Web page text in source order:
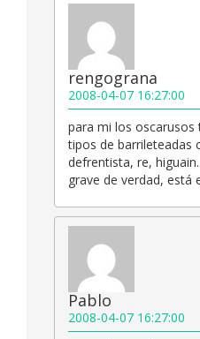
rengograna
2008-04-07 16:27:00
para mi los oscarusos
tipos de barrileteadas
defrentista, re,
grave de verdad, está
Pablo
2008-04-07 16:27:00